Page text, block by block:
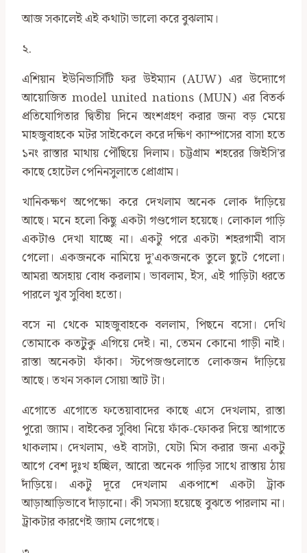
আজ সকালেই এই কথাটা ভালো করে বুঝলাম।
২.
এশিয়ান ইউনিভার্সিটি ফর উইম্যান (AUW) এর উদ্যোগে
আয়োজিত model united nations (MUN) এর বিতর্ক
প্রতিযোগিতার দ্বিতীয় দিনে অংশগ্রহণ করার জন্য বড় মেয়ে
মাহজুবাহকে মটর সাইকেলে করে দক্ষিণ ক্যাম্পাসের বাসা হতে
১নং রাস্তার মাথায় পৌঁছিয়ে দিলাম। চট্টগ্রাম শহরের জিইসি’র
কাছে হোটেল পেনিনসুলাতে প্রোগ্রাম।
খানিকক্ষণ অপেক্ষো করে দেখলাম অনেক লোক দাঁড়িয়ে
আছে। মনে হলো কিছু একটা গণ্ডগোল হয়েছে। লোকাল গাড়ি
একটাও দেখা যাচ্ছে না। একটু পরে একটা শহরগামী বাস
গেলো। একজনকে নামিয়ে দু’একজনকে তুলে ছুটে গেলো।
আমরা অসহায় বোধ করলাম। ভাবলাম, ইস, এই গাড়িটা ধরতে
পারলে খুব সুবিধা হতো।
বসে না থেকে মাহজুবাহকে বললাম, পিছনে বসো। দেখি
তোমাকে কতটুুকু এগিয়ে দেই। না, তেমন কোনো গাড়ী নাই।
রাস্তা অনেকটা ফাঁকা। স্টপেজগুলোতে লোকজন দাঁড়িয়ে
আছে। তখন সকাল সোয়া আট টা।
এগোতে এগোতে ফতেয়াবাদের কাছে এসে দেখলাম, রাস্তা
পুরো জ্যাম। বাইকের সুবিধা নিয়ে ফাঁক-ফোকর দিয়ে আগাতে
থাকলাম। দেখলাম, ওই বাসটা, যেটা মিস করার জন্য একটু
আগে বেশ দুঃখ হচ্ছিল, আরো অনেক গাড়ির সাথে রাস্তায় ঠায়
দাঁড়িয়ে। একটু দূরে দেখলাম একপাশে একটা ট্রাক
আড়াআড়িভাবে দাঁড়ানো। কী সমস্যা হয়েছে বুঝতে পারলাম না।
ট্রাকটার কারণেই জ্যাম লেগেছে।